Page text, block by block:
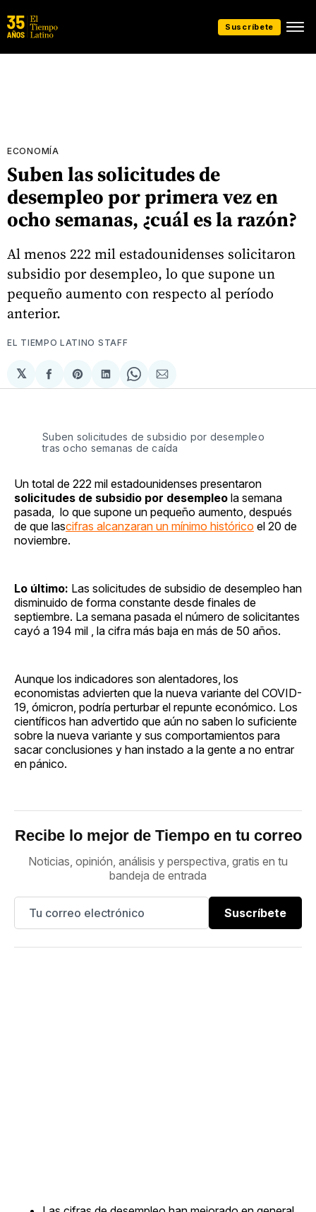
Suscríbete
ECONOMÍA
Suben las solicitudes de
desempleo por primera vez en
ocho semanas, ¿cuál es la razón?
Al menos 222 mil estadounidenses solicitaron
subsidio por desempleo, lo que supone un
pequeño aumento con respecto al período
anterior.
EL TIEMPO LATINO STAFF
𝕏
Compartir
en
Share
on
Compartir
en
Share
on
Compartir
via
Suben solicitudes de subsidio por desempleo
tras ocho semanas de caída
Un total de 222 mil estadounidenses presentaron
solicitudes de subsidio por desempleo la semana
pasada, lo que supone un pequeño aumento, después
de que lascifras alcanzaran un mínimo histórico el 20 de
noviembre.
Lo último: Las solicitudes de subsidio de desempleo han
disminuido de forma constante desde finales de
septiembre. La semana pasada el número de solicitantes
cayó a 194 mil , la cifra más baja en más de 50 años.
Aunque los indicadores son alentadores, los
economistas advierten que la nueva variante del COVID-
19, ómicron, podría perturbar el repunte económico. Los
científicos han advertido que aún no saben lo suficiente
sobre la nueva variante y sus comportamientos para
sacar conclusiones y han instado a la gente a no entrar
en pánico.
Recibe lo mejor de Tiempo en tu correo
Noticias, opinión, análisis y perspectiva, gratis en tu
bandeja de entrada
Suscríbete